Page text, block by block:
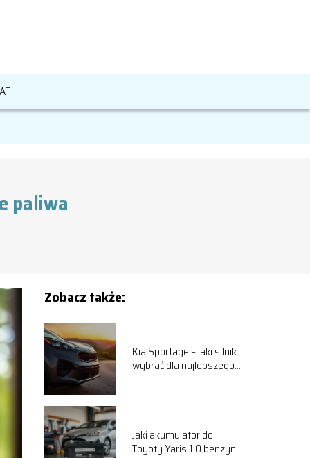
paliwa
Zobacz także:
Kia Sportage – jaki silnik
wybrać dla najlepszego
Jaki akumulator do
Toyoty Yaris 1.0 benzyna